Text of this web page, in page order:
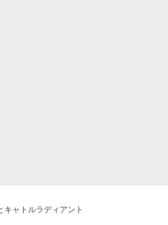
キャトルラディアント